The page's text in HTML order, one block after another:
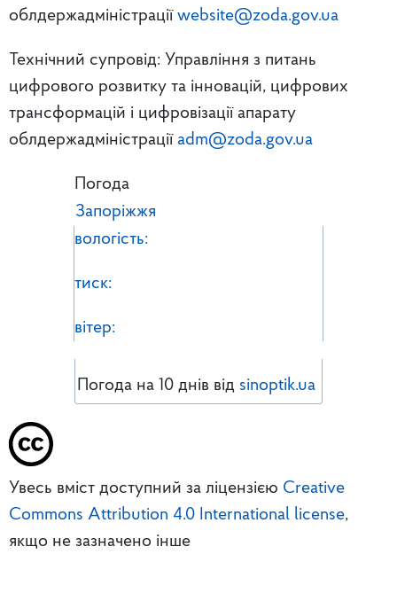
облдержадміністрації website@zoda.gov.ua
Технічний супровід: Управління з питань
цифрового розвитку та інновацій, цифрових
трансформацій і цифровізації апарату
облдержадміністрації adm@zoda.gov.ua
Погода
Запоріжжя
вологість:
тиск:
вітер:
Погода на 10 днів від sinoptik.ua
Увесь вміст доступний за ліцензією Creative
Commons Attribution 4.0 International license,
якщо не зазначено інше